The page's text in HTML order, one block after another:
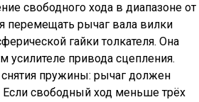
свободного хода в диапазоне от
перемещать рычаг вала вилки
гайки толкателя. Она
усилителе привода сцепления.
пружины: рычаг должен
свободный ход меньше трёх